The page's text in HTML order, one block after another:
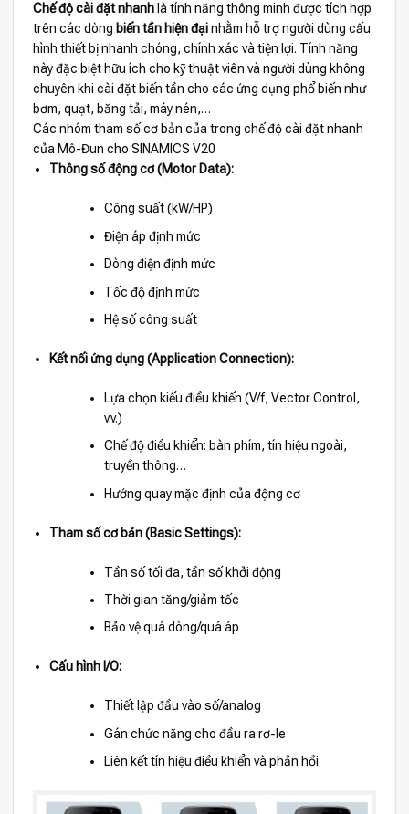
Chế độ cài đặt nhanh là tính năng thông minh được tích hợp
trên các dòng biến tần hiện đạinhằm hỗ trợ người dùng cấu
hình thiết bị nhanh chóng, chính xác và tiện lợi. Tính năng
này đặc biệt hữu ích cho kỹ thuật viên và người dùng không
chuyên khi cài đặt biến tần cho các ứng dụng phổ biến như
bơm, quạt, băng tải, máy nén,…
Các nhóm tham số cơ bản của trong chế độ cài đặt nhanh
của Mô-Đun cho SINAMICS V20
Thông số động cơ (Motor Data):
Công suất (kW/HP)
Điện áp định mức
Dòng điện định mức
Tốc độ định mức
Hệ số công suất
Kết nối ứng dụng (Application Connection):
Lựa chọn kiểu điều khiển (V/f, Vector Control,
v.v.)
Chế độ điều khiển: bàn phím, tín hiệu ngoài,
truyền thông…
Hướng quay mặc định của động cơ
Tham số cơ bản (Basic Settings):
Tần số tối đa, tần số khởi động
Thời gian tăng/giảm tốc
Bảo vệ quá dòng/quá áp
Cấu hình I/O:
Thiết lập đầu vào số/analog
Gán chức năng cho đầu ra rơ-le
Liên kết tín hiệu điều khiển và phản hồi